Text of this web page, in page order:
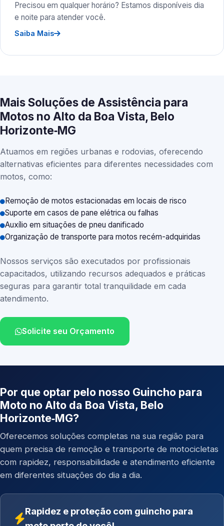
Precisou em qualquer horário? Estamos disponíveis dia
e noite para atender você.
Saiba Mais
Mais Soluções de Assistência para
Motos no Alto da Boa Vista, Belo
Horizonte‑MG
Atuamos em regiões urbanas e rodovias, oferecendo
alternativas eficientes para diferentes necessidades com
motos, como:
Remoção de motos estacionadas em locais de risco
Suporte em casos de pane elétrica ou falhas
Auxílio em situações de pneu danificado
Organização de transporte para motos recém-adquiridas
Nossos serviços são executados por profissionais
capacitados, utilizando recursos adequados e práticas
seguras para garantir total tranquilidade em cada
atendimento.
Solicite seu Orçamento
Por que optar pelo nosso Guincho para
Moto no Alto da Boa Vista, Belo
Horizonte‑MG?
Oferecemos soluções completas na sua região para
quem precisa de remoção e transporte de motocicletas
com rapidez, responsabilidade e atendimento eficiente
em diferentes situações do dia a dia.
Rapidez e proteção com guincho para